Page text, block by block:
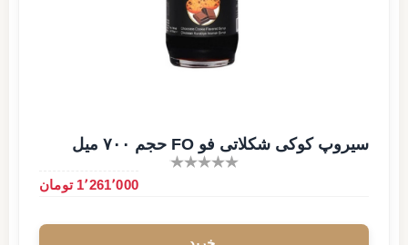
سیروپ کوکی شکلاتی فو FO حجم ۷۰۰ میل
1٬261٬000 تومان